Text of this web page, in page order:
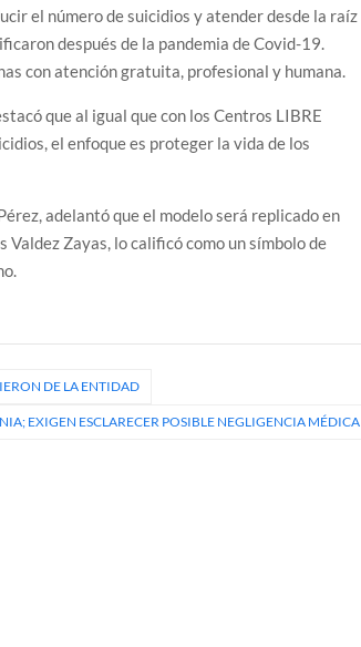
el número de suicidios y atender desde la raíz
después de la pandemia de Covid-19.
con atención gratuita, profesional y humana.
que al igual que con los Centros LIBRE
el enfoque es proteger la vida de los
adelantó que el modelo será replicado en
Zayas, lo calificó como un símbolo de
DE LA ENTIDAD
EXIGEN ESCLARECER POSIBLE NEGLIGENCIA MÉDICA